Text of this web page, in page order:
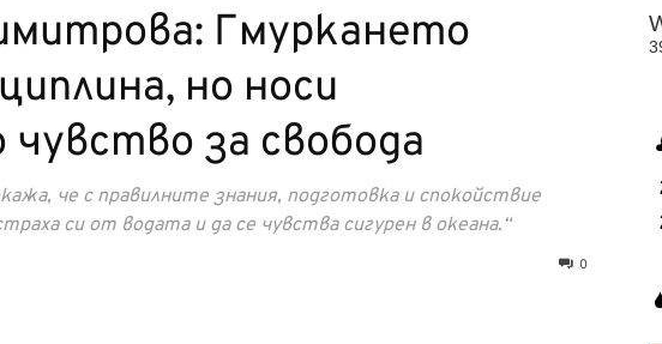
Гмуркането
но носи
за свобода
че с правилните знания, подготовка и спокойствие
си от водата и да се чувства сигурен в океана.“
0